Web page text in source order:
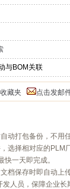
自动与BOM关
藏夹 点击发邮
动打包备份，不用
选择相对应的
一天即完成。
档保存时即自动上
人员，保障企业长